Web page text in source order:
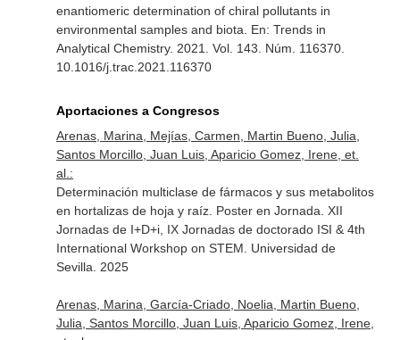
enantiomeric determination of chiral pollutants in
environmental samples and biota. En: Trends in
Analytical Chemistry. 2021. Vol. 143. Núm. 116370.
10.1016/j.trac.2021.116370
Aportaciones a Congresos
Arenas, Marina, Mejías, Carmen, Martin Bueno, Julia,
Santos Morcillo, Juan Luis, Aparicio Gomez, Irene, et.
al.:
Determinación multiclase de fármacos y sus metabolitos
en hortalizas de hoja y raíz. Poster en Jornada. XII
Jornadas de I+D+i, IX Jornadas de doctorado ISI & 4th
International Workshop on STEM. Universidad de
Sevilla. 2025
Arenas, Marina, García-Criado, Noelia, Martin Bueno,
Julia, Santos Morcillo, Juan Luis, Aparicio Gomez, Irene,